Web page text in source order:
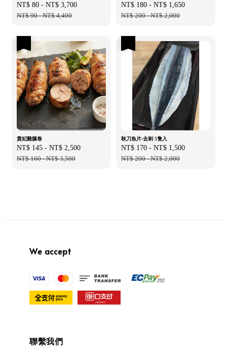
Sale
price
NT$ 80 - NT$ 3,700
NT$ 90-NT$ 4,400
Sale
price
NT$ 180 - NT$ 1,650
NT$ 200-NT$ 2,000
貴妃雞腿卷
Sale
price
NT$ 145 - NT$ 2,500
NT$ 160-NT$ 3,500
秋刀魚片-去刺 5隻入
Sale
price
NT$ 170 - NT$ 1,500
NT$ 200-NT$ 2,000
We accept
聯繫我們